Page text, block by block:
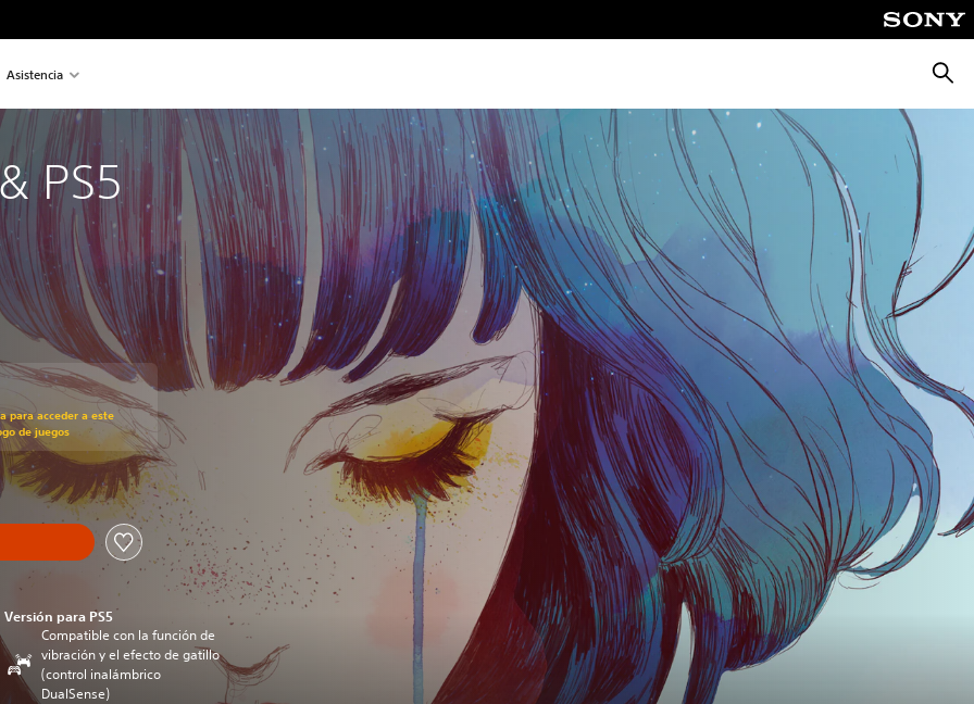
Asistencia
PS5
original de US$16.99
para acceder a este
de juegos
Versión para PS5
Compatible con la función de
vibración y el efecto de gatillo
(control inalámbrico
DualSense)